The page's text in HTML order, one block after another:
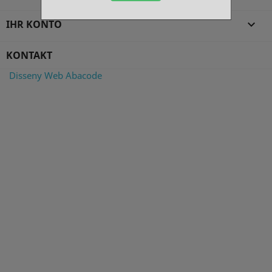
IHR KONTO 
KONTAKT
Disseny Web Abacode